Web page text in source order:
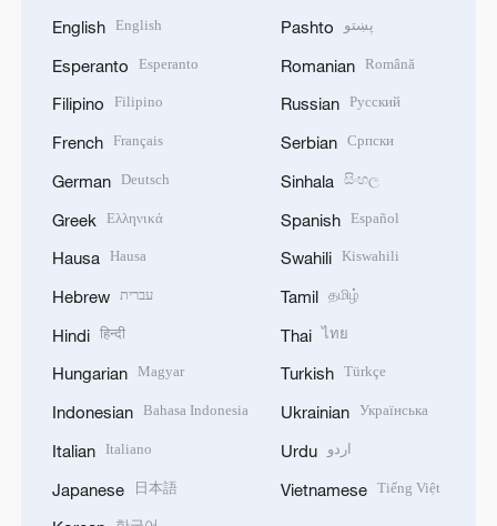
English English
Esperanto Esperanto
Filipino Filipino
French Français
German Deutsch
Greek Ελληνικά
Hausa Hausa
Hebrew עברית
Hindi हिन्दी
Hungarian Magyar
Indonesian Bahasa Indonesia
Italian Italiano
Japanese 日本語
Pashto پښتو
Romanian Română
Russian Русский
Serbian Српски
Sinhala සිංහල
Spanish Español
Swahili Kiswahili
Tamil தமிழ்
Thai ไทย
Turkish Türkçe
Ukrainian Українська
Urdu اردو
Vietnamese Tiếng Việt